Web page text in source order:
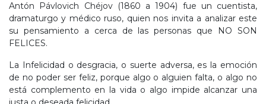
Antón Pávlovich Chéjov (1860 a 1904) fue un cuentista,
dramaturgo y médico ruso, quien nos invita a analizar este
su pensamiento a cerca de las personas que NO SON
FELICES.
La Infelicidad o desgracia, o suerte adversa, es la emoción
de no poder ser feliz, porque algo o alguien falta, o algo no
está complemento en la vida o algo impide alcanzar una